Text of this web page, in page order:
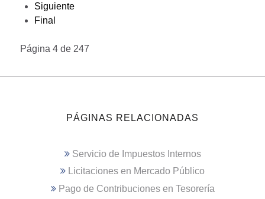
Siguiente
Final
Página 4 de 247
PÁGINAS RELACIONADAS
Servicio de Impuestos Internos
Licitaciones en Mercado Público
Pago de Contribuciones en Tesorería